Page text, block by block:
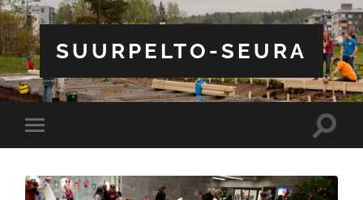
SUURPELTO-SEURA
Toggle
mobile
Toggle